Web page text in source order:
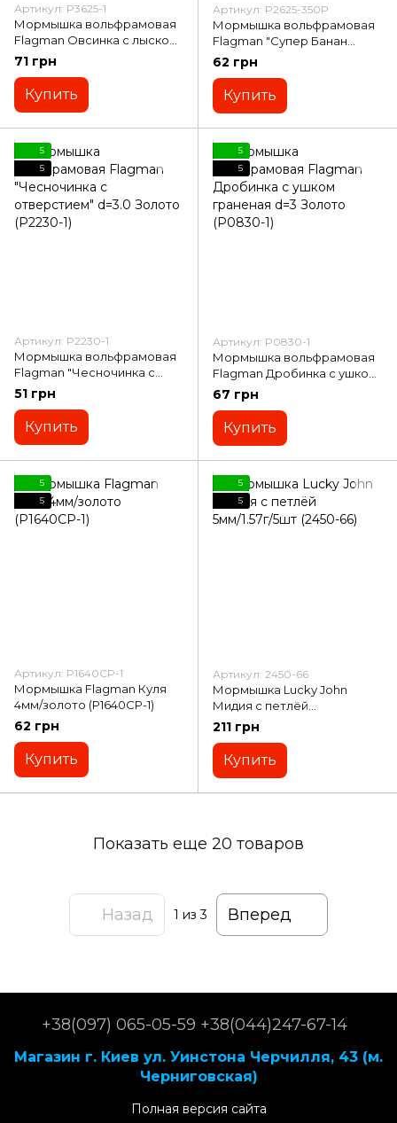
Артикул: P3625-1
Мормышка вольфрамовая
Flagman Овсинка с лыской
d=2.5 Золото (P3625-1)
71 грн
Купить
Артикул: P2625-350P
Мормышка вольфрамовая
Flagman "Супер Банан
крашеный фосф UV" d=2.5
350P (P2625-350P)
62 грн
Купить
5
5
Артикул: P2230-1
Мормышка вольфрамовая
Flagman "Чесночинка с
отверстием" d=3.0 Золото
(P2230-1)
51 грн
Купить
5
5
Артикул: P0830-1
Мормышка вольфрамовая
Flagman Дробинка с ушком
граненая d=3 Золото
(P0830-1)
67 грн
Купить
5
5
Артикул: P1640CP-1
Мормышка Flagman Куля
4мм/золото (P1640CP-1)
62 грн
Купить
5
5
Артикул: 2450-66
Мормышка Lucky John
Мидия с петлёй
5мм/1.57г/5шт (2450-66)
211 грн
Купить
Показать еще 20 товаров
Назад 1 из 3 Вперед
+38(097) 065-05-59 +38(044)247-67-14
Магазин г. Киев ул. Уинстона Черчилля, 43 (м.
Черниговская)
Полная версия сайта